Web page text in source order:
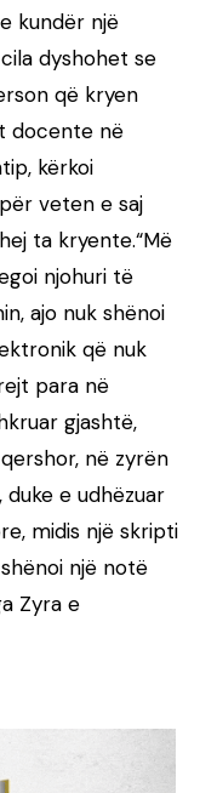
kundër një
dyshohet se
që kryen
docente në
kërkoi
veten e saj
ta kryente.“Më
njohuri të
ajo nuk shënoi
që nuk
para në
gjashtë,
në zyrën
e udhëzuar
midis një skripti
një notë
Zyra e